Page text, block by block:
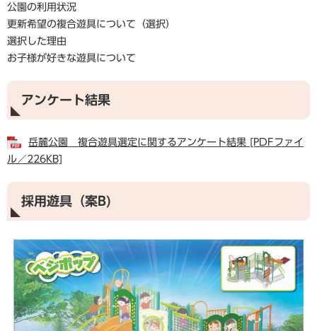
公園の利用状況
更新希望の複合遊具について（選択）
選択した理由
お子様が好きな遊具について
アンケート結果
岳麓公園 複合遊具選定に関するアンケート結果 [PDFファイ
ル／226KB]
採用遊具（案B)